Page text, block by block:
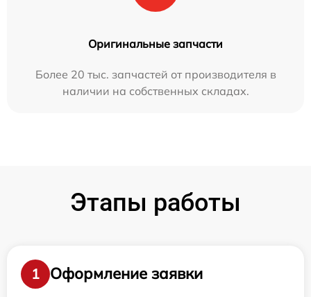
Оригинальные запчасти
Более 20 тыс. запчастей от производителя в
наличии на собственных складах.
Этапы работы
1
Оформление заявки